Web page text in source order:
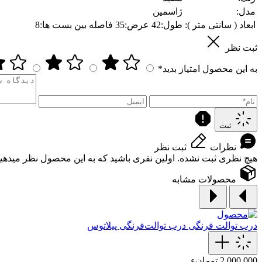
مدل:
ژاسمین
ابعاد ( سانتی متر ): طول:42 عرض:35 فاصله بین بست ها:8
ثبت نظر
به این محصول امتیاز بدید*
ثبت
نظرات
ثبت نظر
هیچ نظری ثبت نشده. اولین نفری باشید که به این محصول نظر
محصولات مشابه
درب توالت فرنگی درب توالت‌فرنگی‌ پیلاتوس